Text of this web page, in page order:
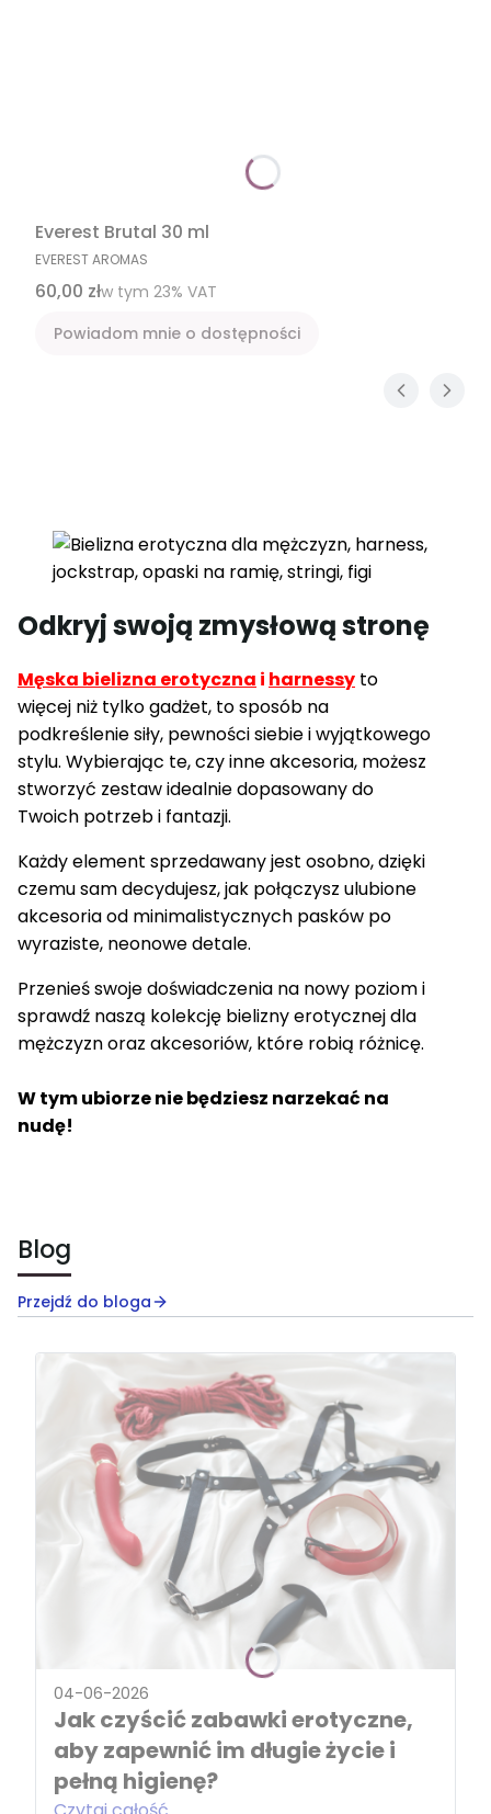
Everest Brutal 30 ml
PRODUCENT
EVEREST AROMAS
Cena brutto
60,00 złw tym %s VAT
w tym 23% VAT
Powiadom mnie o dostępności
Odkryj swoją zmysłową stronę
Męska bielizna erotyczna i harnessy to
więcej niż tylko gadżet, to sposób na
podkreślenie siły, pewności siebie i wyjątkowego
stylu. Wybierając te,czy inne akcesoria, możesz
stworzyć zestaw idealnie dopasowany do
Twoich potrzeb i fantazji.
Każdy element sprzedawany jest osobno, dzięki
czemu sam decydujesz, jak połączysz ulubione
akcesoria od minimalistycznych pasków po
wyraziste, neonowe detale.
Przenieś swoje doświadczenia na nowy poziom i
sprawdź naszą kolekcję bielizny erotycznej dla
mężczyzn oraz akcesoriów, które robią różnicę.
W tym ubiorze nie będziesz narzekać na
nudę!
Blog
Przejdź do bloga
04-06-2026
Jak czyścić zabawki erotyczne,
aby zapewnić im długie życie i
pełną higienę?